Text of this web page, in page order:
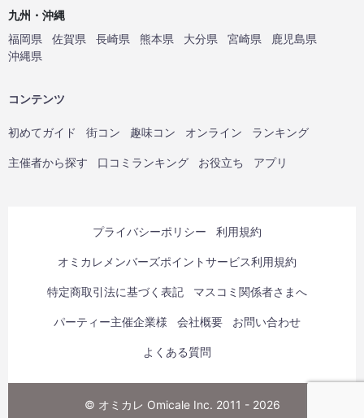
九州・沖縄
福岡県
佐賀県 長崎県 熊本県 大分県 宮崎県
鹿児島県
沖縄県
コンテンツ
初めてガイド 街コン 趣味コン オンライン ランキング
主催者から探す 口コミランキング お役立ち アプリ
プライバシーポリシー 利用規約
オミカレメンバーズポイントサービス利用規約
特定商取引法に基づく表記 マスコミ関係者さまへ
パーティー主催企業様 会社概要 お問い合わせ
よくある質問
© オミカレ Omicale Inc. 2011 - 2026